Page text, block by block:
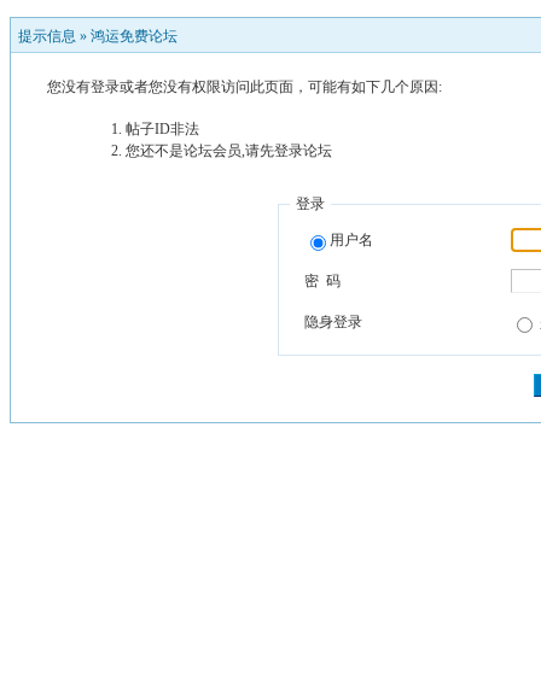
提示信息 » 鸿运免费论坛
您没有登录或者您没有权限访问此页面，可能有如下几个原因:
帖子ID非法
您还不是论坛会员,请先登录论坛
登录
用户名
密 码
隐身登录